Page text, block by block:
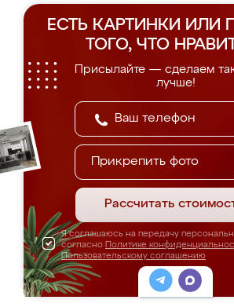
ЕСТЬ КАРТИНКИ ИЛИ
ТОГО, ЧТО
Присылайте — сделаем
лучше!
Прикрепить фото
Рассчитать
Я соглашаюсь на передачу
согласно Политике
Пользовательскому соглашению